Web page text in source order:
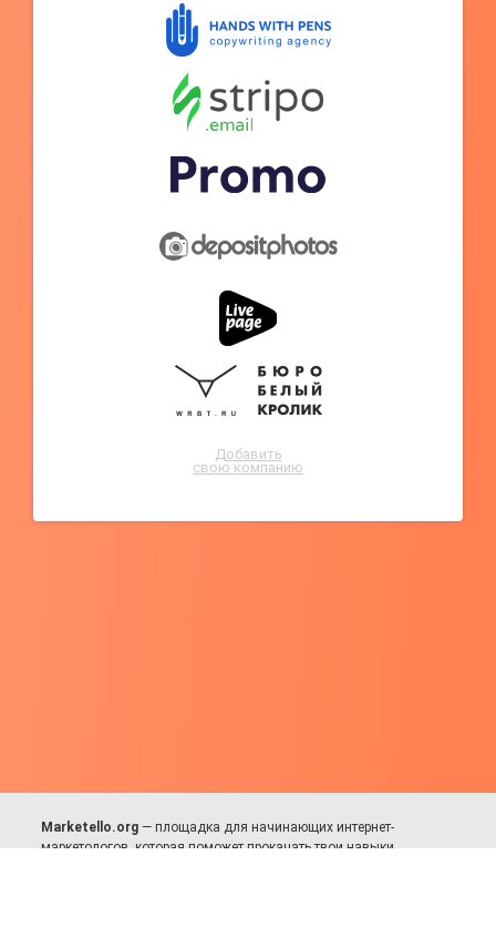
Добавить
свою компанию
Marketello.org — площадка для начинающих интернет-
маркетологов, которая поможет прокачать твои навыки.